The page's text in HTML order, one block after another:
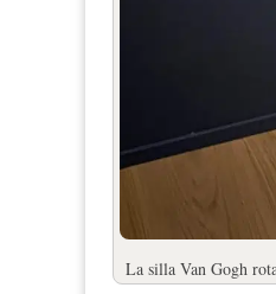
La silla Van Gogh